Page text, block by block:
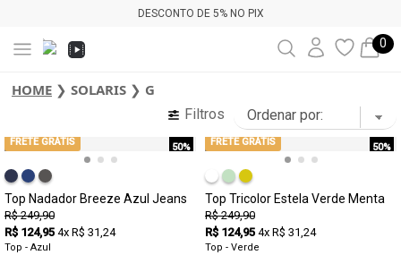
DESCONTO DE 5% NO PIX
0
HOME ❯ SOLARIS ❯ G
Filtros
50%
FRETE GRÁTIS
Top Nadador Breeze Azul Jeans
R$ 249,90
R$ 124,95 4x R$ 31,24
Top - Azul
50%
FRETE GRÁTIS
Top Tricolor Estela Verde Menta
R$ 249,90
R$ 124,95 4x R$ 31,24
Top - Verde